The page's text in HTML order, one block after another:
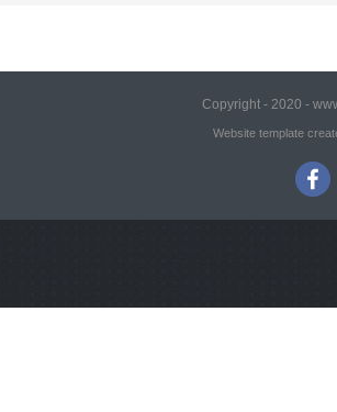
Copyright - 2020 -
Website template